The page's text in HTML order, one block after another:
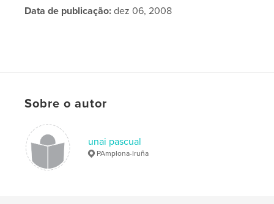
Data de publicação: dez 06, 2008
Sobre o autor
unai pascual
PAmplona-Iruña